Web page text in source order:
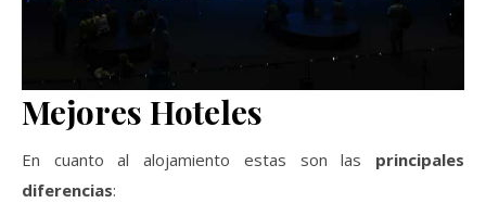
Mejores Hoteles
En cuanto al alojamiento estas son las principales
diferencias: